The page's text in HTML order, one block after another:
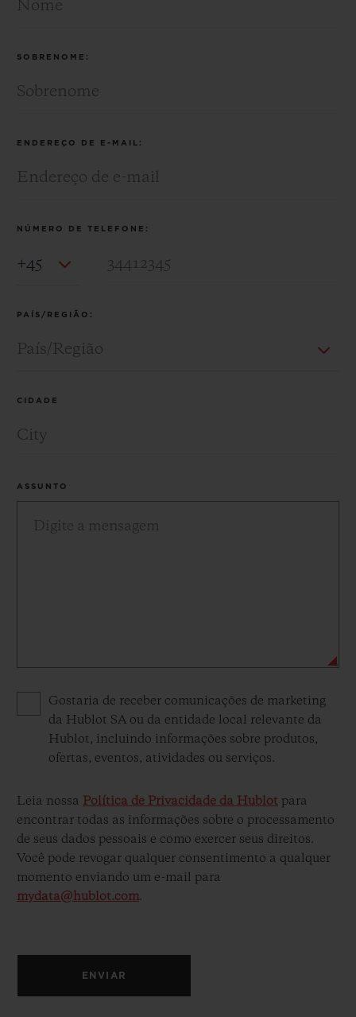
SOBRENOME:
ENDEREÇO DE E-MAIL:
NÚMERO DE TELEFONE:
PAÍS/REGIÃO:
CIDADE
ASSUNTO
Privacy consent options
Gostaria de receber comunicações de marketing
da Hublot SA ou da entidade local relevante da
Hublot, incluindo informações sobre produtos,
ofertas, eventos, atividades ou serviços.
Leia nossa Política de Privacidade da Hublot para
encontrar todas as informações sobre o processamento
de seus dados pessoais e como exercer seus direitos.
Você pode revogar qualquer consentimento a qualquer
momento enviando um e-mail para
mydata@hublot.com.
ENVIAR